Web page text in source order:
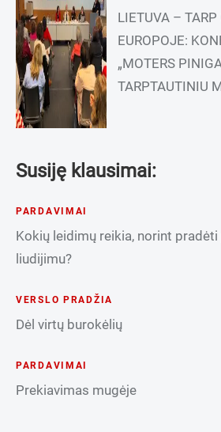
LIETUVA – TARP
EUROPOJE:
„MOTERS
TARPTAUTINIU
Susiję klausimai:
PARDAVIMAI
Kokių leidimų reikia, norint
liudijimu?
VERSLO PRADŽIA
Dėl virtų burokėlių
PARDAVIMAI
Prekiavimas mugėje